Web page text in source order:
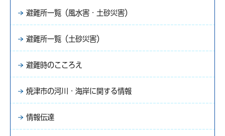
避難所一覧（風水害・土砂災害）
避難所一覧（土砂災害）
避難時のこころえ
焼津市の河川・海岸に関する情報
情報伝達